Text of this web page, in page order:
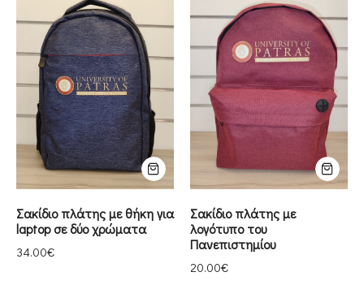
Σακίδιο πλάτης με θήκη για
laptop σε δύο χρώματα
34.00€
Σακίδιο πλάτης με
λογότυπο του
Πανεπιστημίου
20.00€